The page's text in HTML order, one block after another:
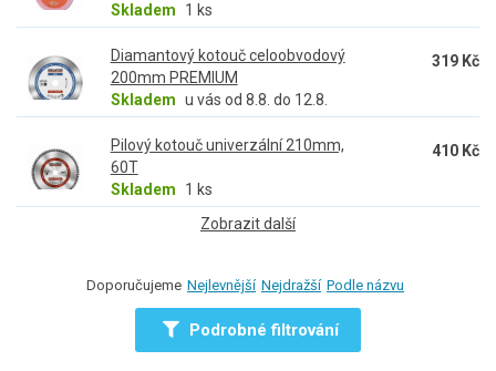
Skladem
1 ks
Diamantový kotouč celoobvodový
200mm PREMIUM
Skladem u vás od 8.8. do 12.8.
319 Kč
Pilový kotouč univerzální 210mm,
60T
Skladem
1 ks
410 Kč
Zobrazit další
Doporučujeme Nejlevnější Nejdražší Podle názvu
Podrobné filtrování